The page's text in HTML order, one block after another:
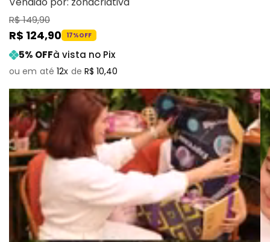
R$149,90
R$ 124,90 17%OFF
5% OFFà vista no Pix
12 R$ 10,40